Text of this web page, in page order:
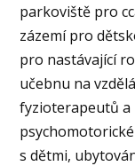
parkoviště pro
zázemí pro
pro nastávající
učebnu na
fyzioterapeutů
s dětmi,